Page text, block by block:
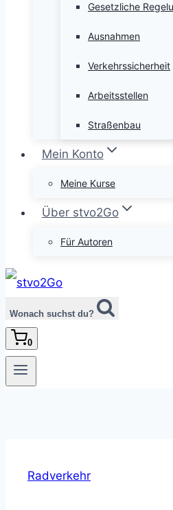
Gesetzliche
Ausnahmen
Verkehrssicherheit
Arbeitsstellen
Straßenbau
Mein Konto
Meine Kurse
Über stvo2Go
Für Autoren
Wonach suchst du?
0
Radverkehr